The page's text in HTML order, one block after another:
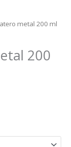
metal 200 ml
200